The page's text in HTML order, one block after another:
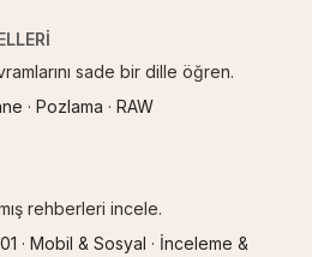
sade bir dille öğren.
· Pozlama · RAW
rehberleri incele.
· Mobil & Sosyal · İnceleme &